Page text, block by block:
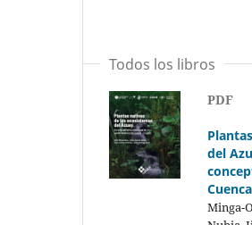
Todos los libros
PDF
del
Minga-